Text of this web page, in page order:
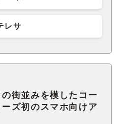
レサ
街並みを模したコー
ズ初のスマホ向けア